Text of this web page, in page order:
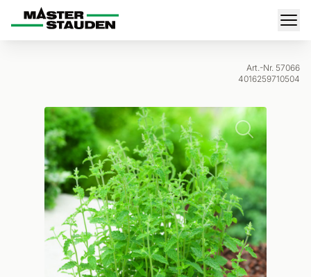
Master-Stauden
Art.-Nr. 57066
4016259710504